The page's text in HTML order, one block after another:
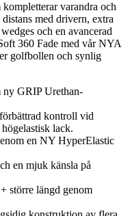
varandra och
med drivern, extra
och en avancerad
360 Fade med vår NYA
golfbollen och synlig
ny GRIP Urethan-
kontroll vid
lack.
en NY HyperElastic
en mjuk känsla på
större längd genom